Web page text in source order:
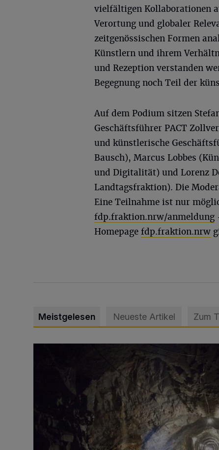
vielfältigen Kollaborationen
Verortung und globaler
zeitgenössischen Formen
Künstlern und ihrem
und Rezeption verstanden
Begegnung noch Teil der
Auf dem Podium sitzen
Geschäftsführer PACT
und künstlerische
Bausch), Marcus Lobbes
und Digitalität) und Lorenz
Landtagsfraktion). Die
Eine Teilnahme ist nur
fdp.fraktion.nrw/anmeldung
Homepage fdp.fraktion.nrw
Meistgelesen Neueste Artikel Zum